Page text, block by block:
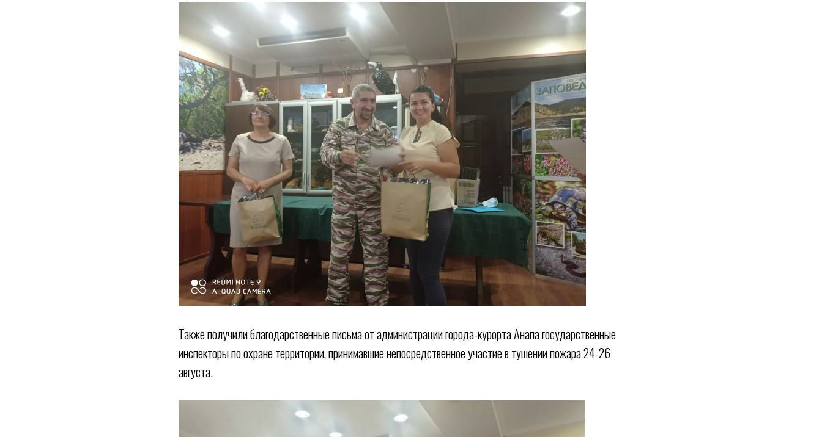
Также получили благодарственные письма от администрации города-курорта Анапа государственные
инспекторы по охране территории, принимавшие непосредственное участие в тушении пожара 24-26
августа.